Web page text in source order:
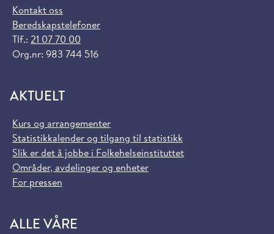
Kontakt oss
Beredskapstelefoner
Tlf.: 21 07 70 00
Org.nr: 983 744 516
AKTUELT
Kurs og arrangementer
Statistikkalender og tilgang til statistikk
Slik er det å jobbe i Folkehelseinstituttet
Områder, avdelinger og enheter
For pressen
ALLE VÅRE